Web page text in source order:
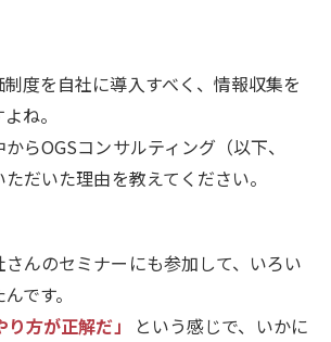
度を自社に導入すべく、情報収集を
ね。
らOGSコンサルティング（以下、
だいた理由を教えてください。
んのセミナーにも参加して、いろい
です。
り方が正解だ」
という感じで、いかに